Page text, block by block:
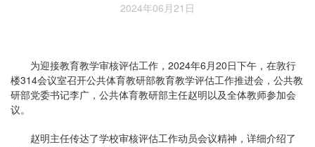
2024年06月21日
为迎接教育教学审核评估工作，2024年6月20日下午，在敦行
楼314会议室召开公共体育教研部教育教学评估工作推进会，公共教
研部党委书记李广，公共体育教研部主任赵明以及全体教师参加会
议。
赵明主任传达了学校审核评估工作动员会议精神，详细介绍了